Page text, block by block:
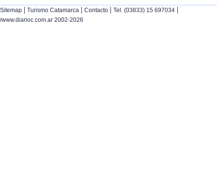
Sitemap | Turismo Catamarca | Contacto | Tel. (03833) 15 697034 |
/www.diarioc.com.ar 2002-2026